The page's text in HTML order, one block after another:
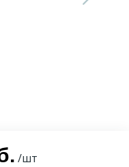
/шт